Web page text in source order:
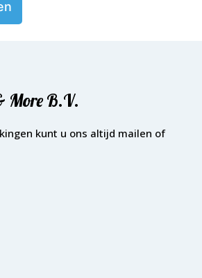
More B.V.
kunt u ons altijd mailen of